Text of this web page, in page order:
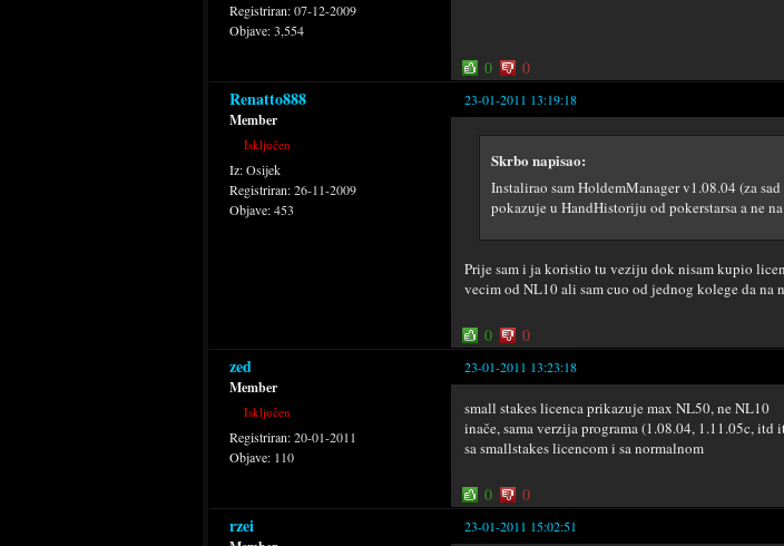
Registriran:07-12-2009
Objave:3,554
0 0
Renatto888 23-01-2011 13:19:18
Member
Isključen
Iz:Osijek
Registriran:26-11-2009
Objave:453
Skrbo napisao:
Instalirao sam HoldemManager v1.08.04 (za
pokazuje u HandHistoriju od pokerstarsa a ne
Prije sam i ja koristio tu veziju dok nisam kupio
vecim od NL10 ali sam cuo od jednog kolege da na
0 0
zed 23-01-2011 13:23:18
Member
Isključen
Registriran:20-01-2011
Objave: 110
small stakes licenca prikazuje max NL50, ne NL10
inače, sama verzija programa (1.08.04, 1.11.05c,
sa smallstakes licencom i sa normalnom
0 0
rzei 23-01-2011 15:02:51